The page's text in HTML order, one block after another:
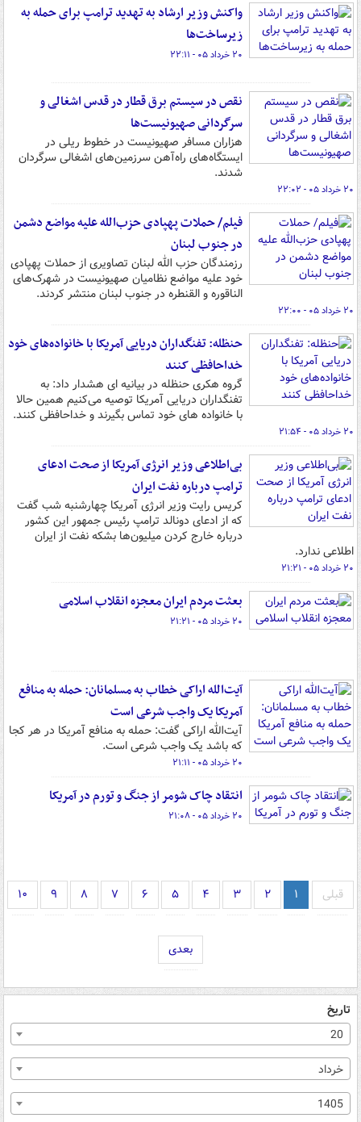
واکنش وزیر ارشاد به تهدید ترامپ برای حمله به
زیرساخت‌ها
۲۰ خرداد ۰۵ - ۲۲:۱۱
نقص در سیستم برق‌ قطار در قدس اشغالی و
سرگردانی صهیونیست‌ها
هزاران مسافر صهیونیست در خطوط ریلی در
ایستگاه‌های راه‌آهن سرزمین‌های اشغالی سرگردان
شدند.
۲۰ خرداد ۰۵ - ۲۲:۰۲
فیلم/ حملات پهپادی حزب‌الله علیه مواضع دشمن
در جنوب لبنان
رزمندگان حزب الله لبنان تصاویری از حملات پهپادی
خود علیه مواضع نظامیان صهیونیست در شهرک‌های
الناقوره و القنطره در جنوب لبنان منتشر کردند.
۲۰ خرداد ۰۵ - ۲۲:۰۰
حنظله: تفنگداران دریایی آمریکا با خانواده‌های خود
خداحافظی کنند
گروه هکری حنظله در بیانیه ای هشدار داد: به
تفنگداران دریایی آمریکا توصیه می‌کنیم همین حالا
با خانواده‌ های خود تماس بگیرند و خداحافظی کنند.
۲۰ خرداد ۰۵ - ۲۱:۵۴
بی‌اطلاعی وزیر انرژی آمریکا از صحت ادعای
ترامپ درباره نفت ایران
کریس رایت وزیر انرژی آمریکا چهارشنبه شب گفت
که از ادعای دونالد ترامپ رئیس جمهور این کشور
درباره خارج کردن میلیون‌ها بشکه نفت از ایران
اطلاعی ندارد.
۲۰ خرداد ۰۵ - ۲۱:۲۱
بعثت مردم ایران معجزه انقلاب اسلامی
۲۰ خرداد ۰۵ - ۲۱:۲۱
آیت‌الله اراکی خطاب به مسلمانان: حمله به منافع
آمریکا یک واجب شرعی است
آیت‌الله اراکی گفت: حمله به منافع آمریکا در هر کجا
که باشد یک واجب شرعی است.
۲۰ خرداد ۰۵ - ۲۱:۱۱
انتقاد چاک شومر از جنگ و تورم در آمریکا
۲۰ خرداد ۰۵ - ۲۱:۰۸
قبلی ۱ ۲ ۳ ۴ ۵ ۶ ۷ ۸ ۹ ۱۰
بعدی
تاریخ
20
خرداد
1405